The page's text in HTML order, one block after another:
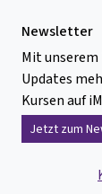
Newsletter
Mit unserem
Updates
Kursen auf
Jetzt zum